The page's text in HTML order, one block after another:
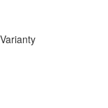
Varianty